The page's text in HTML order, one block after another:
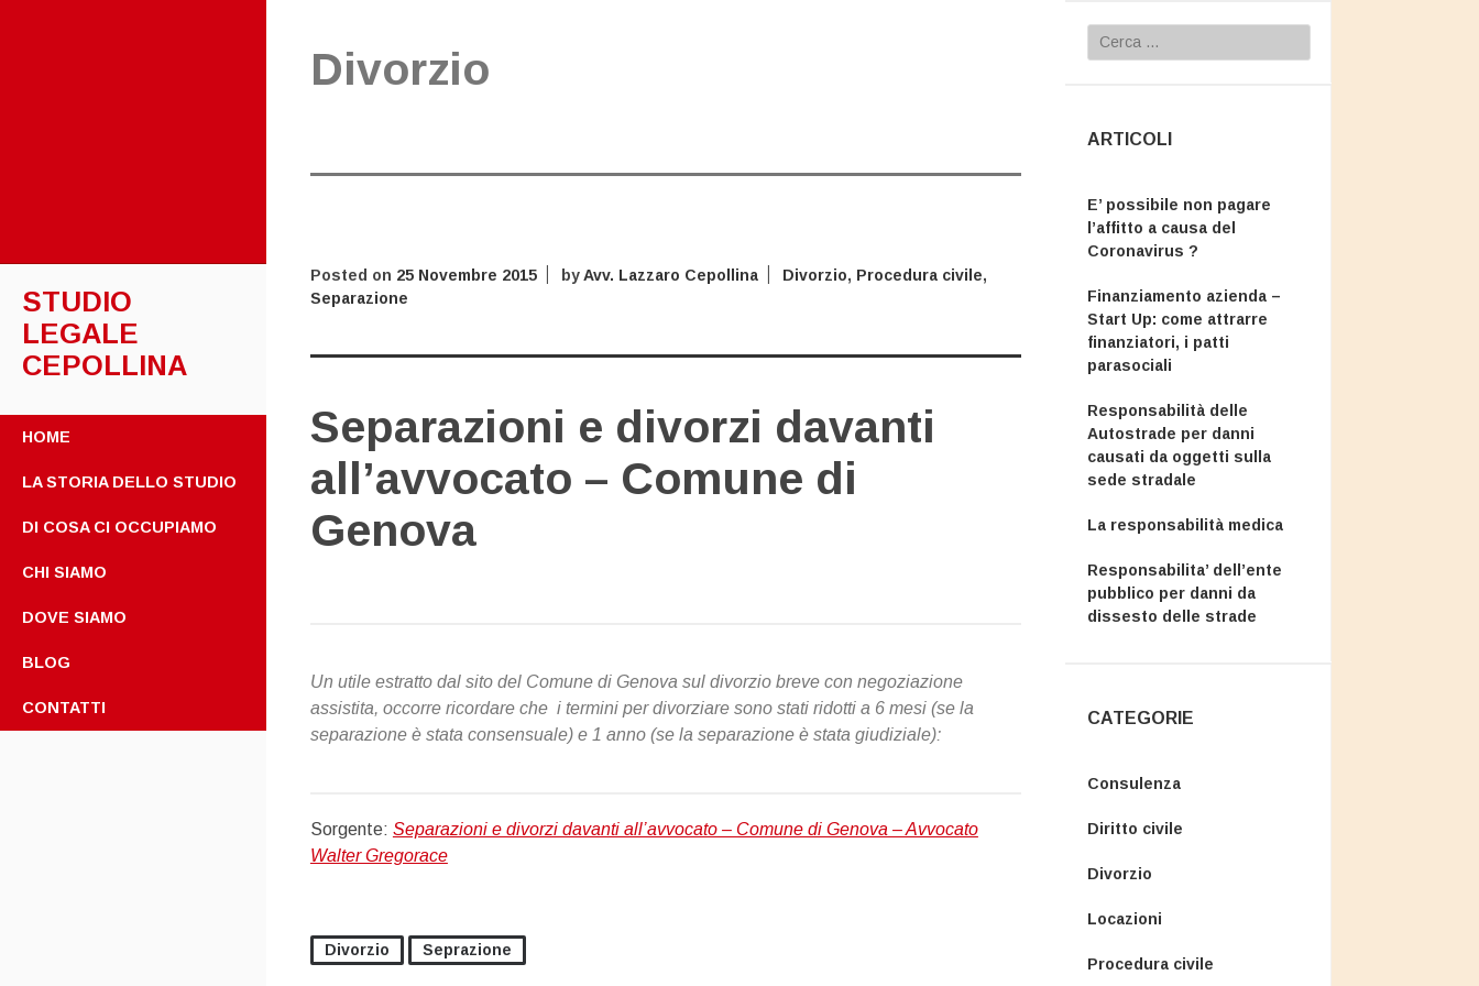
STUDIO
LEGALE
CEPOLLINA
HOME
LA STORIA DELLO STUDIO
DI COSA CI OCCUPIAMO
CHI SIAMO
DOVE SIAMO
BLOG
CONTATTI
Ricerca
per:
ARTICOLI
E’ possibile non pagare
l’affitto a causa del
Coronavirus ?
Finanziamento azienda –
Start Up: come attrarre
finanziatori, i patti
parasociali
Responsabilità delle
Autostrade per danni
causati da oggetti sulla
sede stradale
La responsabilità medica
Responsabilita’ dell’ente
pubblico per danni da
dissesto delle strade
CATEGORIE
Consulenza
Diritto civile
Divorzio
Locazioni
Procedura civile
Divorzio
Posted on 25 Novembre 2015 byAvv. Lazzaro Cepollina Divorzio, Procedura civile,
Separazione
Separazioni e divorzi davanti
all’avvocato – Comune di
Genova
Un utile estratto dal sito del Comune di Genova sul divorzio breve con negoziazione
assistita, occorre ricordare che i termini per divorziare sono stati ridotti a 6 mesi (se la
separazione è stata consensuale) e 1 anno (se la separazione è stata giudiziale):
Sorgente: Separazioni e divorzi davanti all’avvocato – Comune di Genova – Avvocato
Walter Gregorace
Divorzio Seprazione